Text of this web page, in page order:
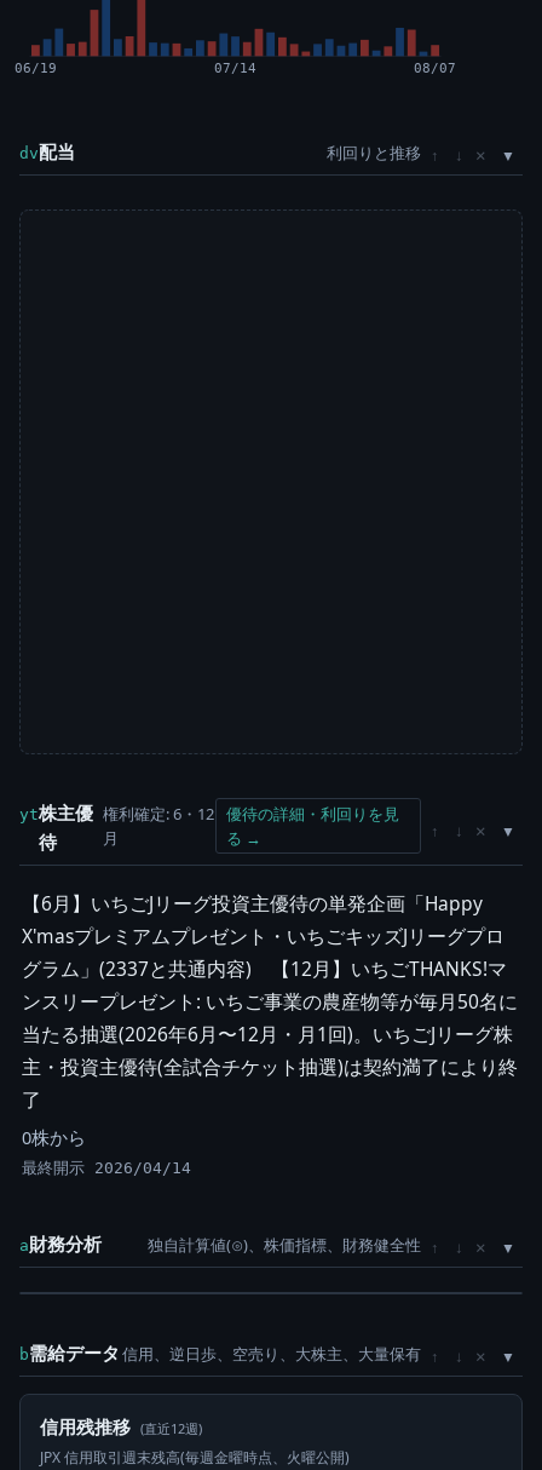
06/19 07/14 08/07
dv配当 利回りと推移 ↑ ↓ ×
yt株主優
待
権利確定: 6・12
月
優待の詳細・利回りを見
る →
↑ ↓ ×
【6月】いちごJリーグ投資主優待の単発企画「Happy
X'masプレミアムプレゼント・いちごキッズJリーグプロ
グラム」(2337と共通内容) 【12月】いちごTHANKS!マ
ンスリープレゼント: いちご事業の農産物等が毎月50名に
当たる抽選(2026年6月〜12月・月1回)。いちごJリーグ株
主・投資主優待(全試合チケット抽選)は契約満了により終
了
0株から
最終開示 2026/04/14
a財務分析 独自計算値(⊙)、株価指標、財務健全性 ↑ ↓ ×
b需給データ 信用、逆日歩、空売り、大株主、大量保有 ↑ ↓ ×
信用残推移 (直近12週)
JPX 信用取引週末残高(毎週金曜時点、火曜公開)